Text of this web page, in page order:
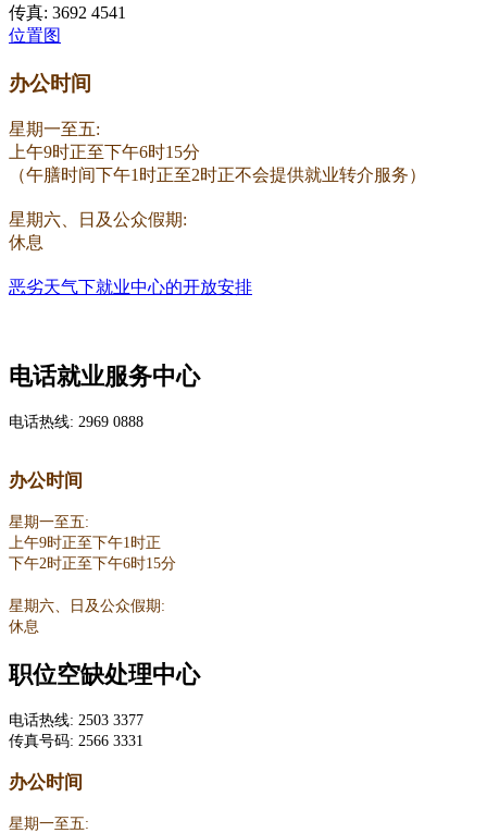
传真: 3692 4541
位置图
办公时间
星期一至五:
上午9时正至下午6时15分
（午膳时间下午1时正至2时正不会提供就业转介服务）
星期六、日及公众假期:
休息
恶劣天气下就业中心的开放安排
电话就业服务中心
电话热线: 2969 0888
办公时间
星期一至五:
上午9时正至下午1时正
下午2时正至下午6时15分
星期六、日及公众假期:
休息
职位空缺处理中心
电话热线: 2503 3377
传真号码: 2566 3331
办公时间
星期一至五: